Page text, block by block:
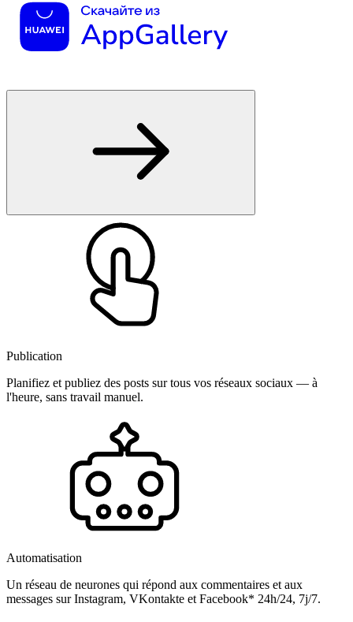
Publication
Planifiez et publiez des posts sur tous vos réseaux sociaux — à
l'heure, sans travail manuel.
Automatisation
Un réseau de neurones qui répond aux commentaires et aux
messages sur Instagram, VKontakte et Facebook* 24h/24, 7j/7.